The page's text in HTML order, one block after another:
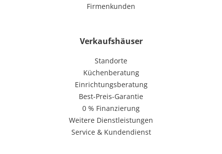
Firmenkunden
Verkaufshäuser
Standorte
Küchenberatung
Einrichtungsberatung
Best-Preis-Garantie
0 % Finanzierung
Weitere Dienstleistungen
Service & Kundendienst